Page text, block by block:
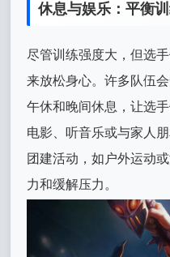
休息与娱乐：平衡
尽管训练强度大，但选
来放松身心。许多队伍
午休和晚间休息，让选
电影、听音乐或与家人
团建活动，如户外运动
力和缓解压力。